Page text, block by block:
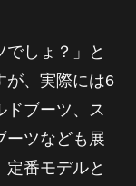
でしょ？」と
が、実際には6
ドブーツ、ス
ーツなども展
番モデルと